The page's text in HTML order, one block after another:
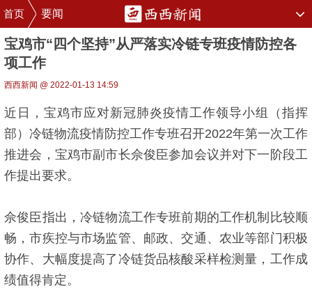
首页 要闻
宝鸡市“四个坚持”从严落实冷链专班疫情防控各
项工作
西西新闻 @ 2022-01-13 14:59
近日，宝鸡市应对新冠肺炎疫情工作领导小组（指挥
部）冷链物流疫情防控工作专班召开2022年第一次工作
推进会，宝鸡市副市长佘俊臣参加会议并对下一阶段工
作提出要求。
佘俊臣指出，冷链物流工作专班前期的工作机制比较顺
畅，市疾控与市场监管、邮政、交通、农业等部门积极
协作、大幅度提高了冷链货品核酸采样检测量，工作成
绩值得肯定。